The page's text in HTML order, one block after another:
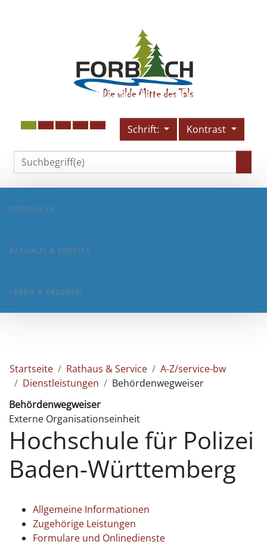
Schrift: Kontrast
AKTUELLES
RATHAUS & SERVICE
LEBEN & ERLEBEN
Startseite Rathaus & Service
A-Z/service-bw
Dienstleistungen
Behördenwegweiser
Behördenwegweiser
Externe Organisationseinheit
Hochschule für Polizei
Baden-Württemberg
Allgemeine Informationen
Zugehörige Leistungen
Formulare und Onlinedienste